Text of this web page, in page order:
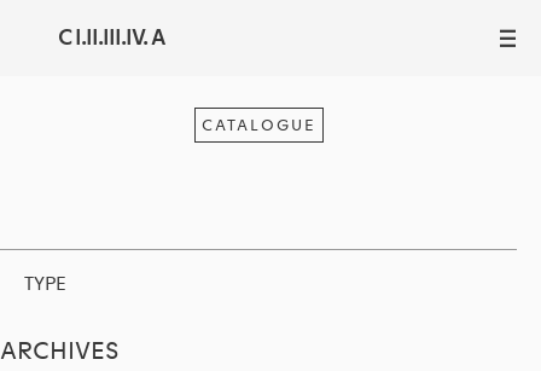
C I.II.III.IV. A III
CATALOGUE
TYPE
ARCHIVES